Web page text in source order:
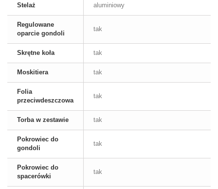
Stelaż aluminiowy
Regulowane
oparcie gondoli
tak
Skrętne koła tak
Moskitiera tak
Folia
przeciwdeszczowa
tak
Torba w zestawie tak
Pokrowiec do
gondoli
tak
Pokrowiec do
spacerówki
tak